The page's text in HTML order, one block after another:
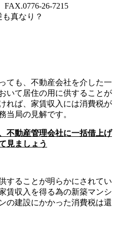
26-7215
も真なり？
ても、不動産会社を介した一
いて居住の用に供することが
れば、家賃収入には消費税が
当局の見解です。
不動産管理会社に一括借上げ
見ましょう
することが明らかにされてい
賃収入を得る為の新築マンシ
の建設にかかった消費税は還